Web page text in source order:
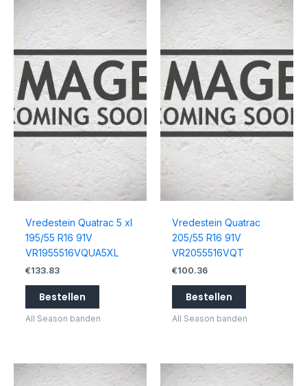
Vredestein Quatrac 5 xl
195/55 R16 91V
VR1955516VQUA5XL
€133.83
Bestellen
All Season banden
Vredestein Quatrac
205/55 R16 91V
VR2055516VQT
€100.36
Bestellen
All Season banden